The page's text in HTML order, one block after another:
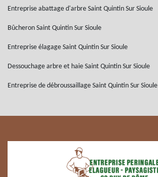
Entreprise abattage d'arbre Saint Quintin Sur Sioule
Bûcheron Saint Quintin Sur Sioule
Entreprise élagage Saint Quintin Sur Sioule
Dessouchage arbre et haie Saint Quintin Sur Sioule
Entreprise de débroussaillage Saint Quintin Sur Sioule